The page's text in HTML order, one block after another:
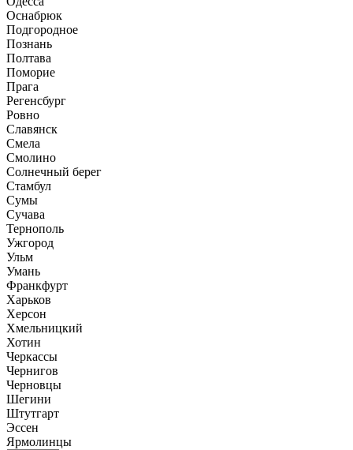
Оснабрюк
Подгородное
Познань
Полтава
Поморие
Прага
Регенсбург
Ровно
Славянск
Смела
Смолино
Солнечный берег
Стамбул
Сумы
Сучава
Тернополь
Ужгород
Ульм
Умань
Франкфурт
Харьков
Херсон
Хмельницкий
Хотин
Черкассы
Чернигов
Черновцы
Шегини
Штутгарт
Эссен
Ярмолинцы